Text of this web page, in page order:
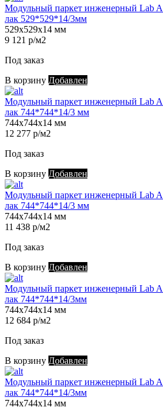
Модульный паркет инженерный Lab
лак 529*529*14/3мм
529х529х14 мм
9 121 р/м2
Под заказ
В корзину Добавлен
Модульный паркет инженерный Lab
лак 744*744*14/3 мм
744х744х14 мм
12 277 р/м2
Под заказ
В корзину Добавлен
Модульный паркет инженерный Lab
лак 744*744*14/3 мм
744х744х14 мм
11 438 р/м2
Под заказ
В корзину Добавлен
Модульный паркет инженерный Lab
лак 744*744*14/3мм
744х744х14 мм
12 684 р/м2
Под заказ
В корзину Добавлен
Модульный паркет инженерный Lab
лак 744*744*14/3мм
744х744х14 мм